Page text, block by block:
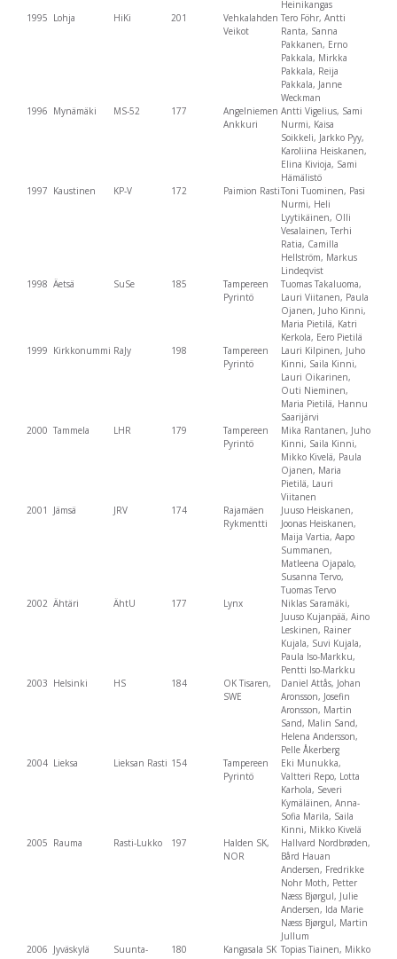
Heinikangas
1995 Lohja HiKi 201
Vehkalahden
Veikot
Tero Föhr, Antti
Ranta, Sanna
Pakkanen, Erno
Pakkala, Mirkka
Pakkala, Reija
Pakkala, Janne
Weckman
1996 Mynämäki MS-52 177
Angelniemen
Ankkuri
Antti Vigelius, Sami
Nurmi, Kaisa
Soikkeli, Jarkko Pyy,
Karoliina Heiskanen,
Elina Kivioja, Sami
Hämälistö
1997 Kaustinen KP-V 172 Paimion RastiToni Tuominen, Pasi
Nurmi, Heli
Lyytikäinen, Olli
Vesalainen, Terhi
Ratia, Camilla
Hellström, Markus
Lindeqvist
1998 Äetsä SuSe 185
Tampereen
Pyrintö
Tuomas Takaluoma,
Lauri Viitanen, Paula
Ojanen, Juho Kinni,
Maria Pietilä, Katri
Kerkola, Eero Pietilä
1999 Kirkkonummi RaJy 198
Tampereen
Pyrintö
Lauri Kilpinen, Juho
Kinni, Saila Kinni,
Lauri Oikarinen,
Outi Nieminen,
Maria Pietilä, Hannu
Saarijärvi
2000 Tammela LHR 179
Tampereen
Pyrintö
Mika Rantanen, Juho
Kinni, Saila Kinni,
Mikko Kivelä, Paula
Ojanen, Maria
Pietilä, Lauri
Viitanen
2001
Jämsä JRV 174
Rajamäen
Rykmentti
Juuso Heiskanen,
Joonas Heiskanen,
Maija Vartia, Aapo
Summanen,
Matleena Ojapalo,
Susanna Tervo,
Tuomas Tervo
2002 Ähtäri ÄhtU 177 Lynx
Niklas Saramäki,
Juuso Kujanpää, Aino
Leskinen, Rainer
Kujala, Suvi Kujala,
Paula Iso-Markku,
Pentti Iso-Markku
2003 Helsinki HS 184
OK Tisaren,
SWE
Daniel Attås, Johan
Aronsson, Josefin
Aronsson, Martin
Sand, Malin Sand,
Helena Andersson,
Pelle Åkerberg
2004 Lieksa Lieksan Rasti 154
Tampereen
Pyrintö
Eki Munukka,
Valtteri Repo, Lotta
Karhola, Severi
Kymäläinen, Anna-
Sofia Marila, Saila
Kinni, Mikko Kivelä
2005 Rauma Rasti-Lukko 197
Halden SK,
NOR
Hallvard Nordbrøden,
Bård Hauan
Andersen, Fredrikke
Nohr Moth, Petter
Næss Bjørgul, Julie
Andersen, Ida Marie
Næss Bjørgul, Martin
Jullum
2006 Jyväskylä
Suunta-
180 Kangasala SK Topias Tiainen, Mikko